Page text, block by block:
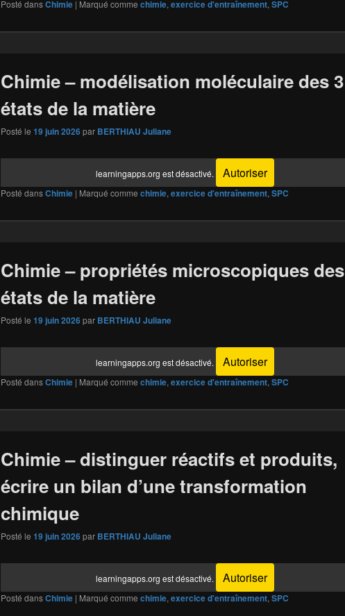
Posté dansChimie | Marqué comme chimie, exercice d'entraînement, SPC
Chimie – modélisation moléculaire des 3
états de la matière
Posté le 19 juin 2026par BERTHIAU Juliane
learningapps.org est désactivé. Autoriser
Posté dansChimie | Marqué comme chimie, exercice d'entraînement, SPC
Chimie – propriétés microscopiques des
états de la matière
Posté le 19 juin 2026par BERTHIAU Juliane
learningapps.org est désactivé. Autoriser
Posté dansChimie | Marqué comme chimie, exercice d'entraînement, SPC
Chimie – distinguer réactifs et produits,
écrire un bilan d’une transformation
chimique
Posté le 19 juin 2026par BERTHIAU Juliane
learningapps.org est désactivé. Autoriser
Posté dansChimie | Marqué comme chimie, exercice d'entraînement, SPC